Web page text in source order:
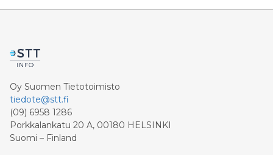
Oy Suomen Tietotoimisto
tiedote@stt.fi
(09) 6958 1286
Porkkalankatu 20 A, 00180 HELSINKI
Suomi – Finland